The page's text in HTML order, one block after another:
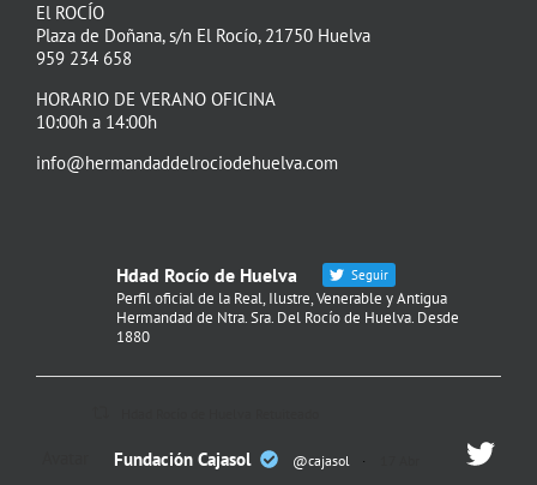
El ROCÍO
Plaza de Doñana, s/n El Rocío, 21750 Huelva
959 234 658
HORARIO DE VERANO OFICINA
10:00h a 14:00h
info@hermandaddelrociodehuelva.com
Hdad Rocío de Huelva Seguir
Perfil oficial de la Real, Ilustre, Venerable y Antigua
Hermandad de Ntra. Sra. Del Rocío de Huelva. Desde
1880
Fundación Cajasol @cajasol ·